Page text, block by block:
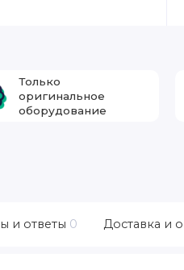
Только
оригинальное
оборудование
и ответы 0 Доставка и